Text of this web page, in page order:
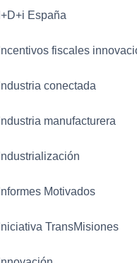
I+D+i España
Incentivos fiscales
Industria conectada
Industria manufacturera
Industrialización
Informes Motivados
Iniciativa TransMisiones